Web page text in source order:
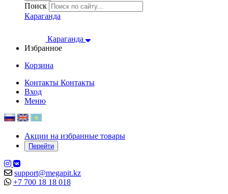
Поиск
Караганда
Караганда
Избранное
Корзина
Контакты Контакты
Вход
Меню
Акции на избранные товары
Перейти
support@megapit.kz
+7 700 18 18 018